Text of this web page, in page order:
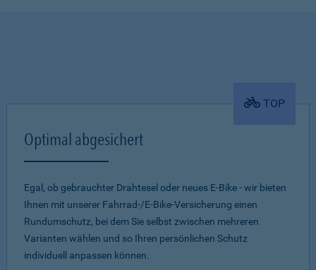
TOP
Optimal abgesichert
Egal, ob gebrauchter Drahtesel oder neues E-Bike - wir bieten
Ihnen mit unserer Fahrrad-/E-Bike-Versicherung einen
Rundumschutz, bei dem Sie selbst zwischen mehreren
Varianten wählen und so Ihren persönlichen Schutz
individuell anpassen können.